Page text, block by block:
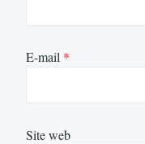
E-mail *
Site web